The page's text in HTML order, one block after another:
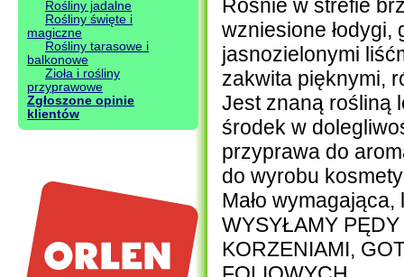
Rośliny jadalne
Rośliny święte i
magiczne
Rośliny tarasowe i
balkonowe
Zioła i rośliny
przyprawowe
Zgłoszone opinie
klientów
Rośnie w strefie
wzniesione łodygi,
jasnozielonymi
zakwita pięknymi,
Jest znaną rośliną
środek w
przyprawa do
do wyrobu
Mało
WYSYŁAMY
KORZENIAMI,